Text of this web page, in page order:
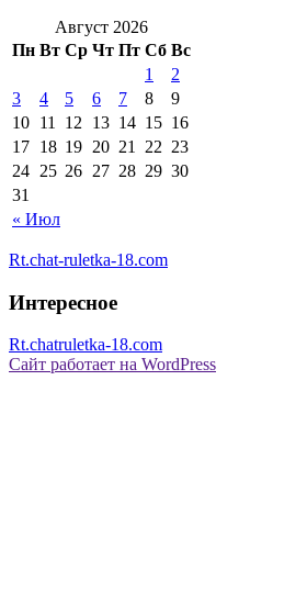
Август 2026
Пн Вт Ср Чт Пт Сб Вс
« Июл
1
2
3
4 5 6 7 8
9
10 11 12 13 14 15 16
17 18 19 20 21 22 23
24 25 26 27 28 29 30
31
Rt.chat-ruletka-18.com
Интересное
Rt.chatruletka-18.com
Сайт работает на WordPress